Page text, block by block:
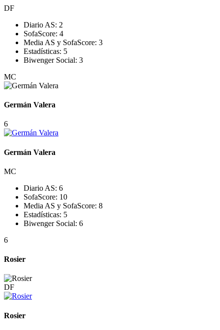
DF
Diario AS: 2
SofaScore: 4
Media AS y SofaScore: 3
Estadísticas: 5
Biwenger Social: 3
MC
Germán Valera
6
Germán Valera
MC
Diario AS: 6
SofaScore: 10
Media AS y SofaScore: 8
Estadísticas: 5
Biwenger Social: 6
6
Rosier
DF
Rosier